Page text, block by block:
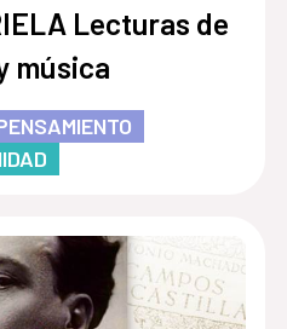
Lecturas de
música